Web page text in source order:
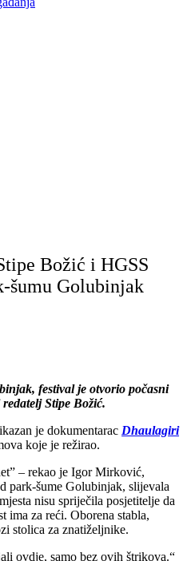
Božić i HGSS
šumu Golubinjak
festival je otvorio počasni
Stipe Božić.
je dokumentarac Dhaulagiri
koje je režirao.
– rekao je Igor Mirković,
park-šume Golubinjak, slijevala
nisu spriječila posjetitelje da
ima za reći. Oborena stabla,
stolica za znatiželjnike.
ovdje, samo bez ovih štrikova.“